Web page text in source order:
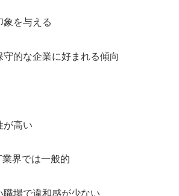
象を与える
守的な企業に好まれる傾向
が高い
界では一般的
職場で違和感が少ない